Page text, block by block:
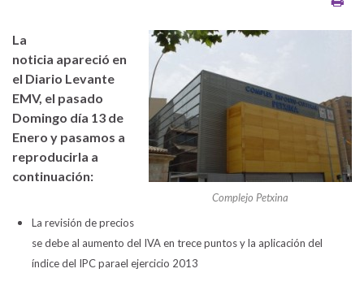
Complejo Petxina
La
noticia apareció en
el Diario Levante
EMV, el pasado
Domingo día 13 de
Enero y pasamos a
reproducirla a
continuación:
La revisión de precios
se debe al aumento del IVA en trece puntos y la aplicación del
índice del IPC parael ejercicio 2013